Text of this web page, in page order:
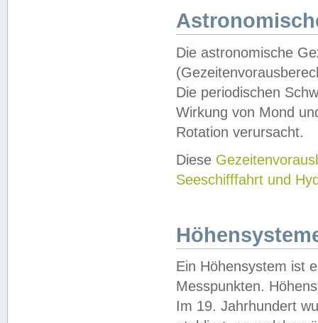
Die astronomische
Die periodischen
Wirkung von Mond
Rotation verursacht.
Diese
Seeschifffahrt und
Ein Höhensystem ist
Messpunkten.
Im 19. Jahrhundert